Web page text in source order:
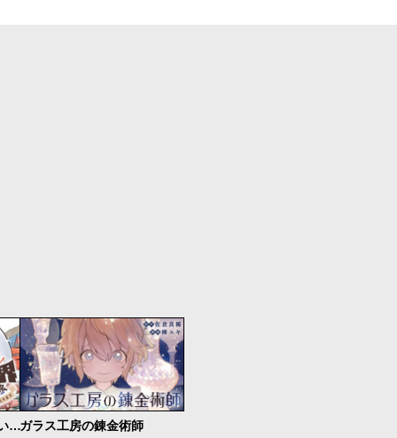
放課後異世界ふたり旅 ～いらない勇者ひきとります～ガラス工房の錬金術師